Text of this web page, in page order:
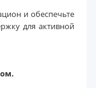
и обеспечьте
для активной